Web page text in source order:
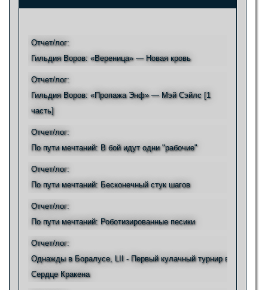
Отчет/лог:
Гильдия Воров: «Вереница» — Новая кровь
Отчет/лог:
Гильдия Воров: «Пропажа Энф» — Мэй Сэйлс [1
часть]
Отчет/лог:
По пути мечтаний: В бой идут одни "рабочие"
Отчет/лог:
По пути мечтаний: Бесконечный стук шагов
Отчет/лог:
По пути мечтаний: Роботизированные песики
Отчет/лог:
Однажды в Боралусе, LII - Первый кулачный турнир в
Сердце Кракена